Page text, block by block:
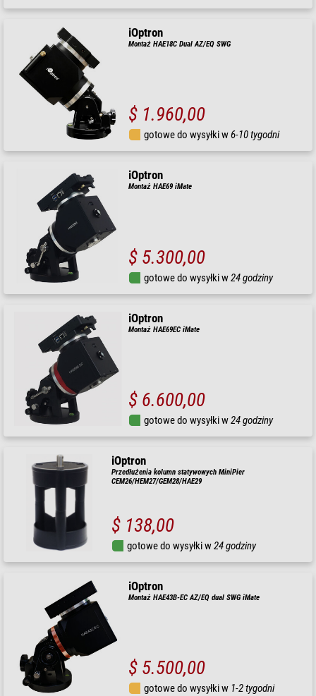
iOptron
Montaż HAE18C Dual AZ/EQ SWG
$ 1.960,00
gotowe do wysyłki w6-10 tygodni
iOptron
Montaż HAE69 iMate
$ 5.300,00
gotowe do wysyłki w24 godziny
iOptron
Montaż HAE69EC iMate
$ 6.600,00
gotowe do wysyłki w24 godziny
iOptron
Przedłużenia kolumn statywowych MiniPier
CEM26/HEM27/GEM28/HAE29
$ 138,00
gotowe do wysyłki w24 godziny
iOptron
Montaż HAE43B-EC AZ/EQ dual SWG iMate
$ 5.500,00
gotowe do wysyłki w 1-2 tygodni